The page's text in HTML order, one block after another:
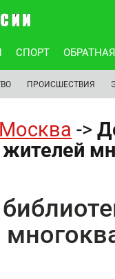
СПОРТ
ПРОИСШЕСТВИЯ
Москва ->
жителей